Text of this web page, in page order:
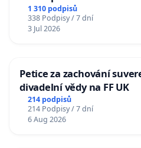
1 310 podpisů
338 Podpisy / 7 dní
3 Jul 2026
Petice za zachování
divadelní vědy na FF UK
214 podpisů
214 Podpisy / 7 dní
6 Aug 2026